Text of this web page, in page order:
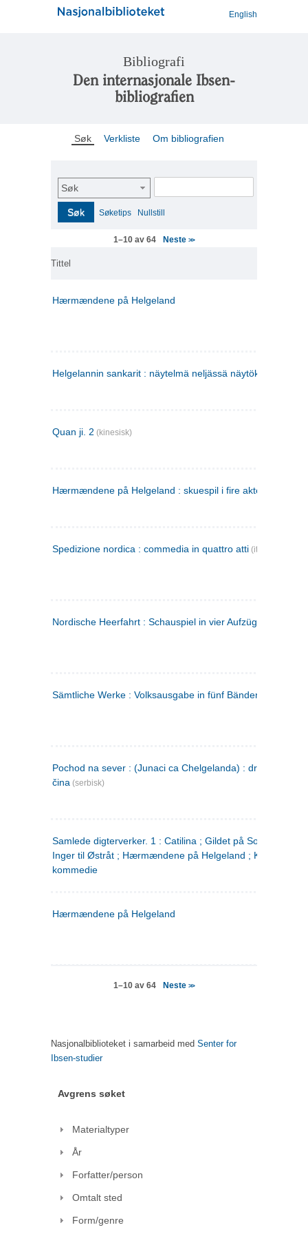
English
Bibliografi
Den internasjonale Ibsen-
bibliografien
Søk Verkliste Om bibliografien
Søk
Søk Søketips Nullstill
1–10 av 64 Neste>>
Tittel
Hærmændene på Helgeland
Helgelannin sankarit : näytelmä neljässä näytöksessä
Quan ji. 2 (kinesisk)
Hærmændene på Helgeland : skuespil i fire akter
Spedizione nordica : commedia in quattro atti (italiensk)
Nordische Heerfahrt : Schauspiel in vier Aufzügen
Sämtliche Werke : Volksausgabe in fünf Bänden
Pochod na sever : (Junaci ca Chelgelanda) : drama u četiri
čina (serbisk)
Samlede digterverker. 1 : Catilina ; Gildet på Solhaug ; Fru
Inger til Østråt ; Hærmændene på Helgeland ;
kommedie
Hærmændene på Helgeland
1–10 av 64 Neste>>
Nasjonalbiblioteket i samarbeid med Senter for
Ibsen-studier
Avgrens søket
Materialtyper
År
Forfatter/person
Omtalt sted
Form/genre